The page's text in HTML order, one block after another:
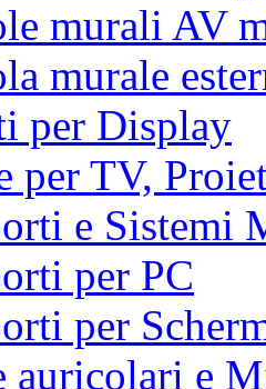
murali AV
murale
per Display
per TV,
e Sistemi
per PC
per
auricolari e